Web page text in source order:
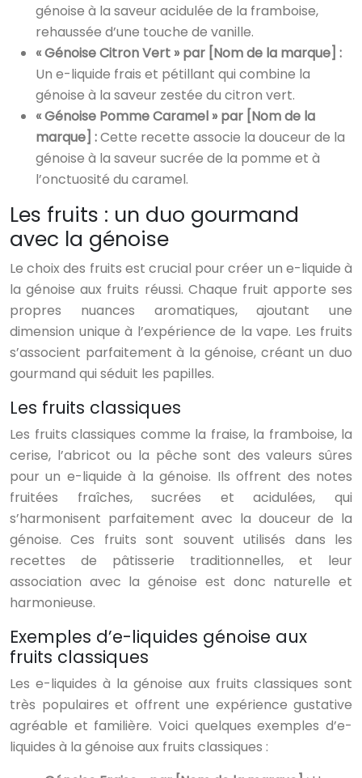
génoise à la saveur acidulée de la framboise,
rehaussée d’une touche de vanille.
« Génoise Citron Vert » par [Nom de la marque] :
Un e-liquide frais et pétillant qui combine la
génoise à la saveur zestée du citron vert.
« Génoise Pomme Caramel » par [Nom de la
marque] :Cette recette associe la douceur de la
génoise à la saveur sucrée de la pomme et à
l’onctuosité du caramel.
Les fruits : un duo gourmand
avec la génoise
Le choix des fruits est crucial pour créer un e-liquide à
la génoise aux fruits réussi. Chaque fruit apporte ses
propres nuances aromatiques, ajoutant une
dimension unique à l’expérience de la vape. Les fruits
s’associent parfaitement à la génoise, créant un duo
gourmand qui séduit les papilles.
Les fruits classiques
Les fruits classiques comme la fraise, la framboise, la
cerise, l’abricot ou la pêche sont des valeurs sûres
pour un e-liquide à la génoise. Ils offrent des notes
fruitées fraîches, sucrées et acidulées, qui
s’harmonisent parfaitement avec la douceur de la
génoise. Ces fruits sont souvent utilisés dans les
recettes de pâtisserie traditionnelles, et leur
association avec la génoise est donc naturelle et
harmonieuse.
Exemples d’e-liquides génoise aux
fruits classiques
Les e-liquides à la génoise aux fruits classiques sont
très populaires et offrent une expérience gustative
agréable et familière. Voici quelques exemples d’e-
liquides à la génoise aux fruits classiques :